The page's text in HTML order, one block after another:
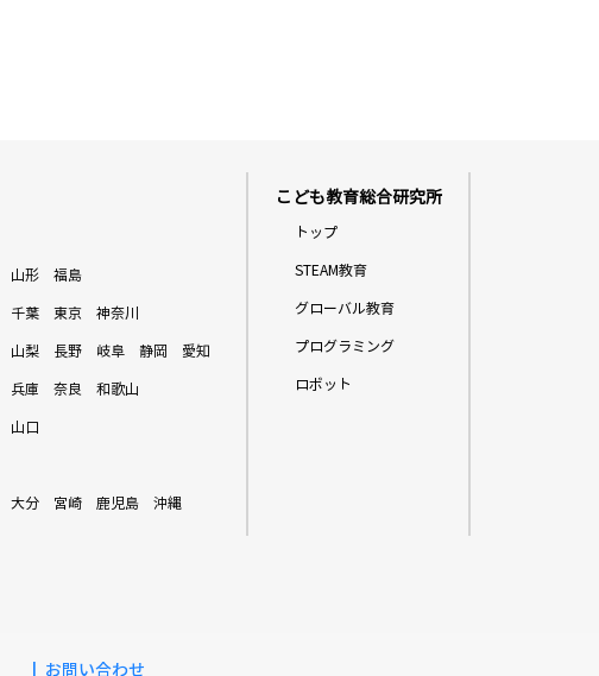
山形 福島
千葉 東京 神奈川
山梨 長野 岐阜 静岡 愛知
兵庫 奈良 和歌山
山口
大分 宮崎 鹿児島 沖縄
こども教育総合研究所
トップ
STEAM教育
グローバル教育
プログラミング
ロボット
お問い合わせ